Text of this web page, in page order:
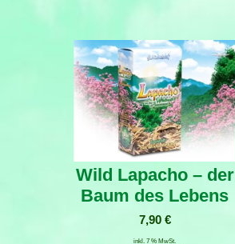
Wild Lapacho – der
Baum des Lebens
7,90 €
inkl. 7 % MwSt.